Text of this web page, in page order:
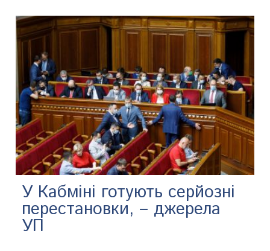
У Кабміні готують серйозні
перестановки, – джерела
УП